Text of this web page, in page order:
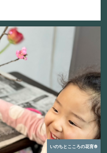
いのちとこころの花育®